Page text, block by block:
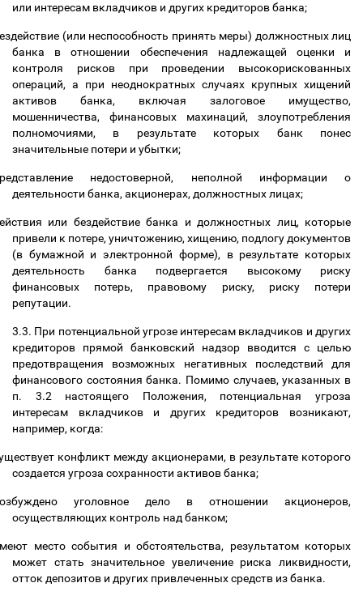
или интересам вкладчиков и других кредиторов банка;
(или неспособность принять меры) должностных лиц
банка в отношении обеспечения надлежащей оценки и
контроля рисков при проведении высокорискованных
операций, а при неоднократных случаях крупных хищений
активов банка, включая залоговое имущество,
мошенничества, финансовых махинаций, злоупотребления
полномочиями, в результате которых банк понес
значительные потери и убытки;
недостоверной, неполной информации о
деятельности банка, акционерах, должностных лицах;
или бездействие банка и должностных лиц, которые
привели к потере, уничтожению, хищению, подлогу документов
(в бумажной и электронной форме), в результате которых
деятельность банка подвергается высокому риску
финансовых потерь, правовому риску, риску потери
репутации.
3.3. При потенциальной угрозе интересам вкладчиков и других
кредиторов прямой банковский надзор вводится с целью
предотвращения возможных негативных последствий для
финансового состояния банка. Помимо случаев, указанных в
п. 3.2 настоящего Положения, потенциальная угроза
интересам вкладчиков и других кредиторов возникают,
например, когда:
конфликт между акционерами, в результате которого
создается угроза сохранности активов банка;
уголовное дело в отношении акционеров,
осуществляющих контроль над банком;
место события и обстоятельства, результатом которых
может стать значительное увеличение риска ликвидности,
отток депозитов и других привлеченных средств из банка.